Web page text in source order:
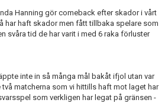
Hanning gör comeback efter skador i vårt
har haft skador men fått tillbaka spelare som
svåra tid de har varit i med 6 raka förluster
inte in så många mål bakåt ifjol utan var
matcherna som vi hittills haft mot laget har
som verkligen har legat på gränsen -